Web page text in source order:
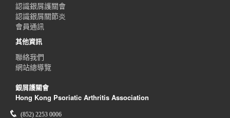
認識銀屑護關會
認識銀屑關節炎
會員通訊
其他資訊
聯絡我們
網站總導覽
銀屑護關會
Hong Kong Psoriatic Arthritis Association
(852) 2253 0006